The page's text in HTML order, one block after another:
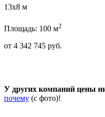
13х8 м
Площадь: 100 м2
от 4 342 745 руб.
У других компаний цены
почему (с фото)!